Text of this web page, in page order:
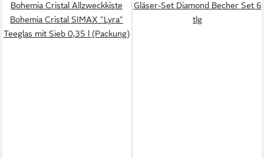
Bohemia Cristal Allzweckkiste
Bohemia Cristal SIMAX "Lyra"
Teeglas mit Sieb 0,35 l (Packung)
Gläser-Set Diamond Becher Set 6
tlg